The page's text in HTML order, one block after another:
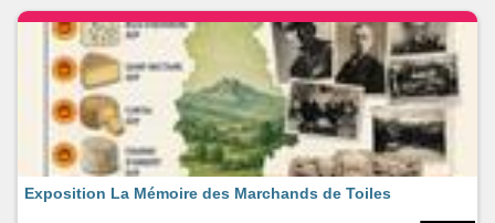
Exposition La Mémoire des Marchands de Toiles